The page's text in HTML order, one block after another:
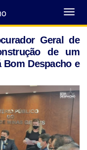
Abrir
Menu
Geral de
de um
Despacho e